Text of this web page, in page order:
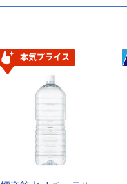
本気プライス